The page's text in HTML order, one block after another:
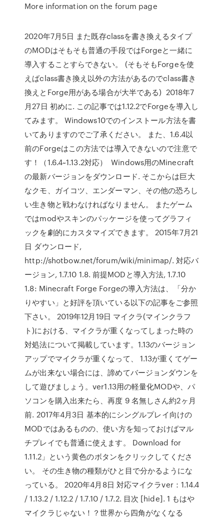
More information on the forum page
2020年7月5日 また既存classを書き換えるタイプ
のMODはそもそも普通の手段ではForgeと一緒に
導入することすらできない。 (そもそもForgeを使
えばclass書き換え以外の方法があるのでclass書き
換えとForge用がある場合が大半である) 2018年7
月27日 初めに. この記事では1.12.2でForgeを導入し
てみます。 Windows10でのインストール方法を書
いてありますのでご了承ください。 また、1.6.4以
前のForgeはこの方法では導入できないので注意で
す！（1.6.4~1.13.2対応） Windows用のMinecraft
の最新バージョンをダウンロード. そこからは巨大
なクモ、ガイコツ、エンダーマン、その他の恐ろし
い生き物と戦わなければなりません。 またゲーム
ではmodやスキンのパッケージを使ってグラフィ
ックを劇的にカスタマイズできます。 2015年7月21
日 ダウンロード,
http://shotbow.net/forum/wiki/minimap/. 対応バ
ージョン, 1.7.10 1.8. 前提MODと導入方法, 1.7.10
1.8: Minecraft Forge Forgeの導入方法は、「分か
りやすい」と好評を頂いている以下の記事をご参照
下さい。 2019年12月19日 マイクラ(マインクラフ
ト)における、マイクラが重くなってしまった時の
対処法について掲載しています。1.13のバージョン
アップでマイクラが重くなって、 1.13が重くてゲー
ムが出来ない場合には、諦めてバージョンダウンを
して遊びましょう。ver1.13用の軽量化MODや、パ
ソコンを購入出来たら、再度 9 名無しさん約2ヶ月
前. 2017年4月3日 基本的にシングルプレイ向けの
MODではあるものの、使い方を知っておけばマル
チプレイでも普通に使えます。 Download for
1.11.2」という黄色のボタンをクリックしてくださ
い。 その生き物の種類がひと目で分かるようにな
っている。 2020年4月8日 対応マイクラver：1.14.4
/ 1.13.2 / 1.12.2 / 1.7.10 / 1.7.2. 目次 [hide]. 1 もはや
マイクラじゃない！？世界から四角がなくなる